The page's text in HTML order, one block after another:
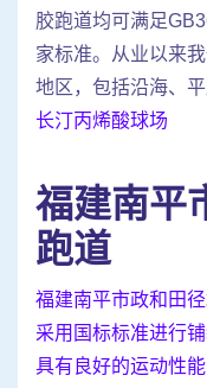
胶跑道均可满足
家标准。从业以来
地区，包括沿海、
长汀丙烯酸球场
福建南平
跑道
福建南平市政和田
采用国标标准进行
具有良好的运动性